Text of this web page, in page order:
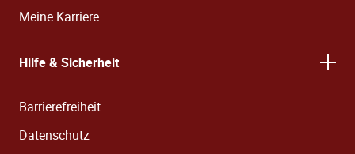
Meine Karriere
Hilfe & Sicherheit
Barrierefreiheit
Datenschutz